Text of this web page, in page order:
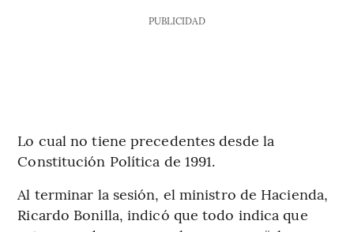
PUBLICIDAD
Lo cual no tiene precedentes desde la
Constitución Política de 1991.
Al terminar la sesión, el ministro de Hacienda,
Ricardo Bonilla, indicó que todo indica que